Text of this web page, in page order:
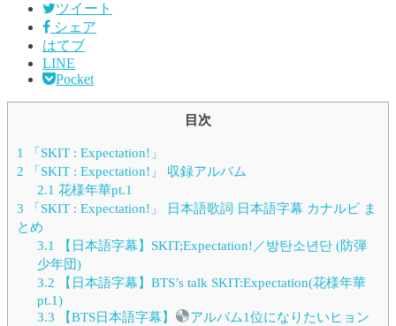
ツイート
シェア
はてブ
LINE
Pocket
目次
1
「SKIT : Expectation!」
2 「SKIT : Expectation!」 収録アルバム
2.1 花様年華pt.1
3 「SKIT : Expectation!」 日本語歌詞 日本語字幕 カナルビ ま
とめ
3.1
【日本語字幕】SKIT;Expectation!／방탄소년단 (防弾
少年団)
3.2 【日本語字幕】BTS’s talk SKIT:Expectation(花様年華
pt.1)
3.3 【BTS日本語字幕】
アルバム1位になりたいヒョン